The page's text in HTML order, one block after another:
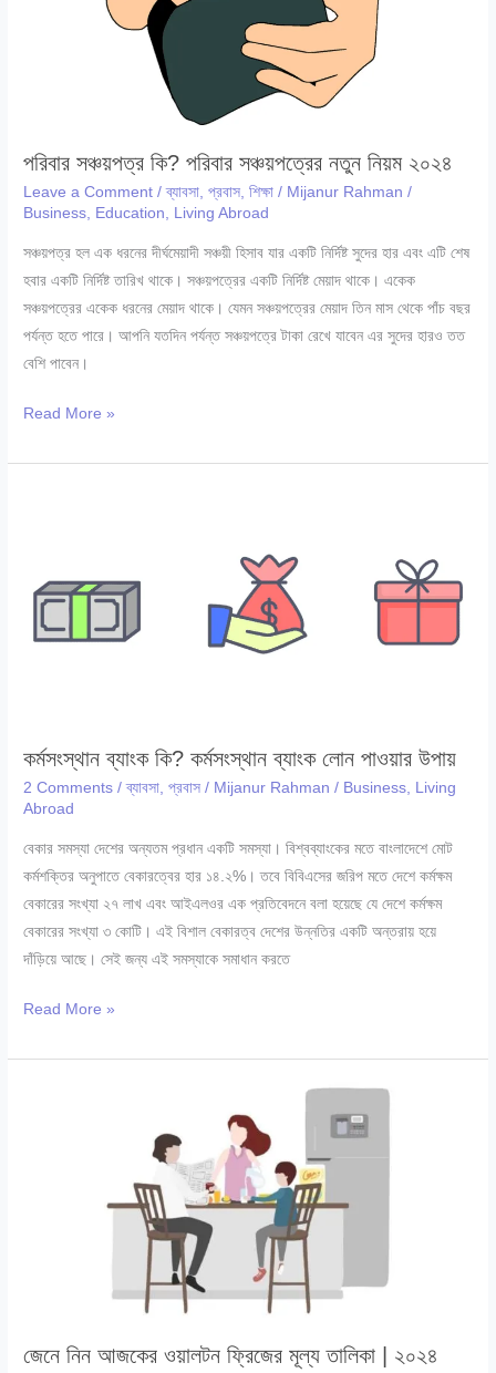
পরিবার সঞ্চয়পত্র কি? পরিবার সঞ্চয়পত্রের নতুন নিয়ম ২০২৪
Leave a Comment /ব্যাবসা ,প্রবাস ,শিক্ষা / Mijanur Rahman/
Business
Education Living Abroad
সঞ্চয়পত্র হল এক ধরনের দীর্ঘমেয়াদী সঞ্চয়ী হিসাব যার একটি নির্দিষ্ট সুদের হার এবং এটি শেষ
হবার একটি নির্দিষ্ট তারিখ থাকে। সঞ্চয়পত্রের একটি নির্দিষ্ট মেয়াদ থাকে। একেক
সঞ্চয়পত্রের একেক ধরনের মেয়াদ থাকে। যেমন সঞ্চয়পত্রের মেয়াদ তিন মাস থেকে পাঁচ বছর
পর্যন্ত হতে পারে। আপনি যতদিন পর্যন্ত সঞ্চয়পত্রে টাকা রেখে যাবেন এর সুদের হারও তত
বেশি পাবেন।
পরিবার
কি?
নিয়ম
২০২৪
Read More »
কর্মসংস্থান ব্যাংক কি? কর্মসংস্থান ব্যাংক লোন পাওয়ার উপায়
2 Comments /ব্যাবসা,প্রবাস / Mijanur Rahman/ Business, Living
Abroad
বেকার সমস্যা দেশের অন্যতম প্রধান একটি সমস্যা। বিশ্বব্যাংকের মতে বাংলাদেশে মোট
কর্মশক্তির অনুপাতে বেকারত্বের হার ১৪.২%। তবে বিবিএসের জরিপ মতে দেশে কর্মক্ষম
বেকারের সংখ্যা ২৭ লাখ এবং আইএলওর এক প্রতিবেদনে বলা হয়েছে যে দেশে কর্মক্ষম
বেকারের সংখ্যা ৩ কোটি। এই বিশাল বেকারত্ব দেশের উন্নতির একটি অন্তরায় হয়ে
দাঁড়িয়ে আছে। সেই জন্য এই সমস্যাকে সমাধান করতে
কর্মসংস্থান
কি?
Read More »
জেনে নিন আজকের ওয়ালটন ফ্রিজের মূল্য তালিকা | ২০২৪